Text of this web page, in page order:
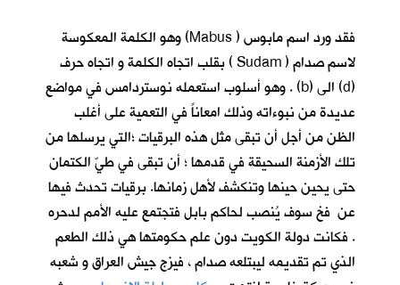
فقد ورد اسم مابوس ( Mabus) وهو الكلمة المعكوسة
لاسم صدام ( Sudam ) بقلب اتجاه الكلمة و اتجاه حرف
(d) الى (b) . وهو أسلوب استعمله نوستردامس في مواضع
عديدة من نبوءاته وذلك امعاناً في التعمية على أغلب
الظن من أجل أن تبقى مثل هذه البرقيات ؛التي يرسلها من
تلك الأزمنة السحيقة في قدمها ؛ أن تبقى في طيّ الكتمان
حتى يحين حينها وتنكشف لأهل زمانها. برقيات تحدث فيها
عن فخ سوف يُنصب لحاكم بابل فتجتمع عليه الأمم لدحره
. فكانت دولة الكويت دون علم حكومتها هي ذلك الطعم
الذي تم تقديمه ليبتلعه صدام ، فيزج جيش العراق و شعبه